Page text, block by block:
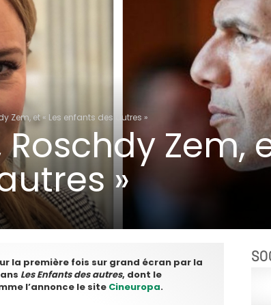
Zem, et « Les enfants des autres »
Zem,
»
la première fois sur grand écran par la
Les Enfants des autres, dont le
l’annonce le site Cineuropa.